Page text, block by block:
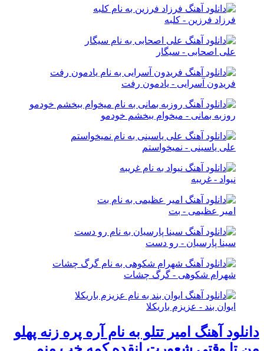
فرزاد فرزین - کلبه
علی اصحابی - سیگار
فریدون آسرایی - یادمون رفت
روزبه بمانی - میخوام ببخشم خودمو
علی یاسینی - نمیخواستم
نیواد - غریبه
امیر عظیمی - بت
سینا پارسیان - رو دست
شهرام شکوهی - گرگ چشات
ایوان بند - عزیزم باریکلا
دانلود آهنگ امیر تتلو به نام آره پره زنه پهلو